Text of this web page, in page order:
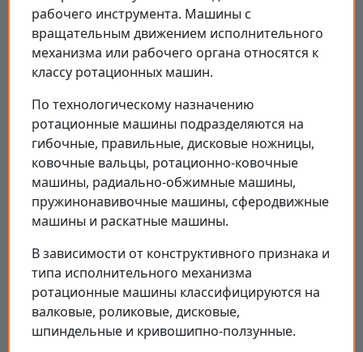
рабочего инструмента. Машины с
вращательным движением исполнительного
механизма или рабочего органа относятся к
классу ротационных машин.
По технологическому назначению
ротационные машины подразделяются на
гибочные, правильные, дисковые ножницы,
ковочные вальцы, ротационно-ковочные
машины, радиально-обжимные машины,
пружинонавивочные машины, сферодвижные
машины и раскатные машины.
В зависимости от конструктивного признака и
типа исполнительного механизма
ротационные машины классифицируются на
валковые, роликовые, дисковые,
шпиндельные и кривошипно-ползунные.